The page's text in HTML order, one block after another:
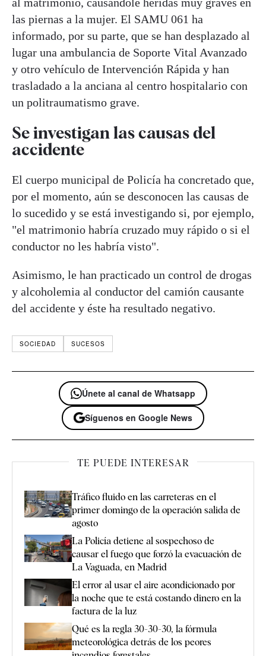
las piernas a la mujer. El SAMU 061 ha
informado, por su parte, que se han desplazado al
lugar una ambulancia de Soporte Vital Avanzado
y otro vehículo de Intervención Rápida y han
trasladado a la anciana al centro hospitalario con
un politraumatismo grave.
Se investigan las causas del
accidente
El cuerpo municipal de Policía ha concretado que,
por el momento, aún se desconocen las causas de
lo sucedido y se está investigando si, por ejemplo,
"el matrimonio habría cruzado muy rápido o si el
conductor no les habría visto".
Asimismo, le han practicado un control de drogas
y alcoholemia al conductor del camión causante
del accidente y éste ha resultado negativo.
SOCIEDAD SUCESOS
Únete al canal de Whatsapp
Síguenos en Google News
TE PUEDE INTERESAR
Tráfico fluido en las carreteras en el
primer domingo de la operación salida de
agosto
La Policía detiene al sospechoso de
causar el fuego que forzó la evacuación de
La Vaguada, en Madrid
El error al usar el aire acondicionado por
la noche que te está costando dinero en la
factura de la luz
Qué es la regla 30-30-30, la fórmula
meteorológica detrás de los peores